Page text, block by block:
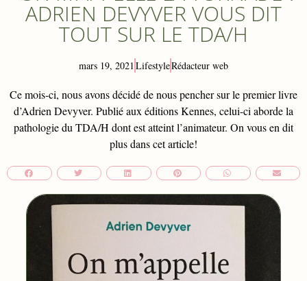
ADRIEN DEVYVER VOUS DIT
TOUT SUR LE TDA/H
mars 19, 2021LifestyleRédacteur web
Ce mois-ci, nous avons décidé de nous pencher sur le premier livre
d’Adrien Devyver. Publié aux éditions Kennes, celui-ci aborde la
pathologie du TDA/H dont est atteint l’animateur. On vous en dit
plus dans cet article!